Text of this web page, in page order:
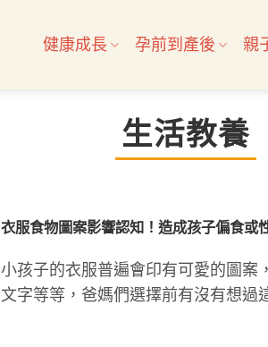
健康成長 孕前到產後 親
生活教養
衣服食物圖案影響認知！造成孩子偏食或
小孩子的衣服普遍會印有可愛的圖案
文字等等，爸媽們選擇前有沒有想過